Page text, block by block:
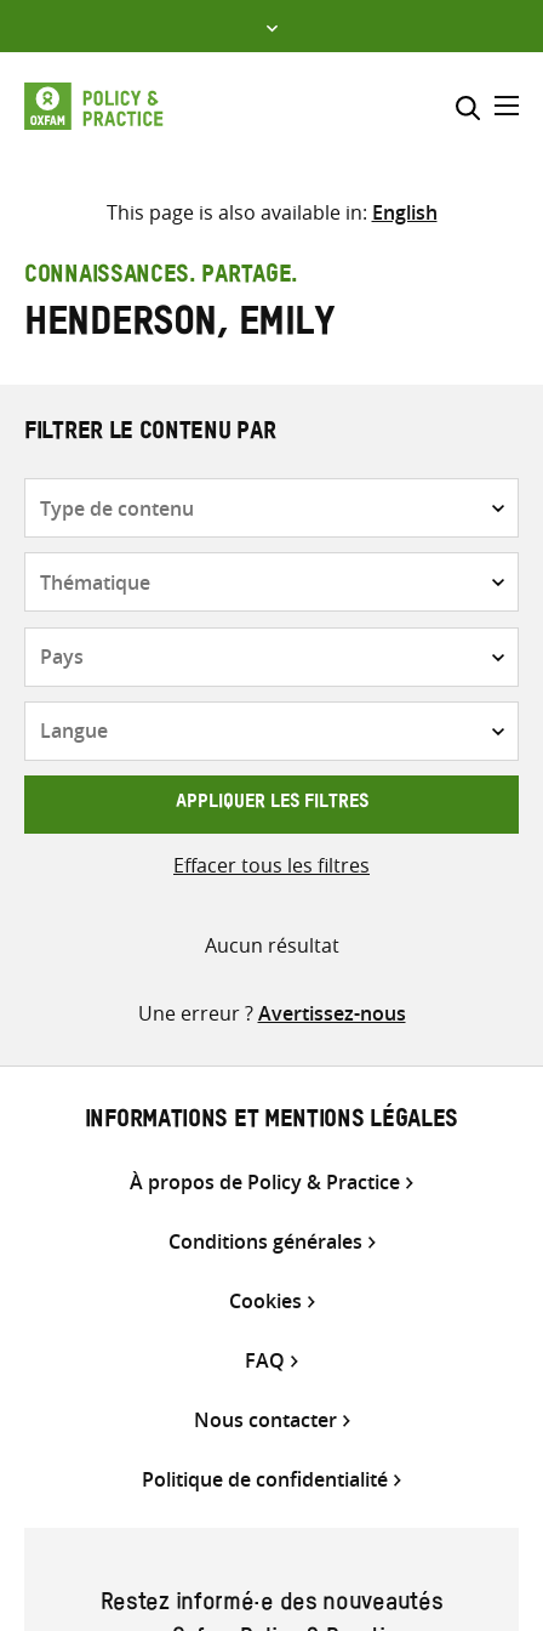
to
content
Sélectionner l’emplacement
Saisir
les
termes
This page is also available in: English
CONNAISSANCES. PARTAGE.
Henderson, Emily
FILTRER LE CONTENU PAR
contenu
APPLIQUER LES FILTRES
Effacer tous les filtres
Aucun résultat
Une erreur ?Avertissez-nous
INFORMATIONS ET MENTIONS LÉGALES
À propos de Policy & Practice
Conditions générales
Cookies
FAQ
Nous contacter
Politique de confidentialité
Restez informé·e des nouveautés